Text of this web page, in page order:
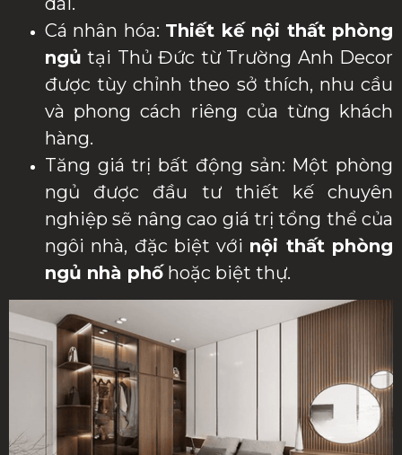
Cá nhân hóa: Thiết kế nội thất phòng
ngủ tại Thủ Đức từ Trường Anh Decor
được tùy chỉnh theo sở thích, nhu cầu
và phong cách riêng của từng khách
hàng.
Tăng giá trị bất động sản: Một phòng
ngủ được đầu tư thiết kế chuyên
nghiệp sẽ nâng cao giá trị tổng thể của
ngôi nhà, đặc biệt với nội thất phòng
ngủ nhà phốhoặc biệt thự.